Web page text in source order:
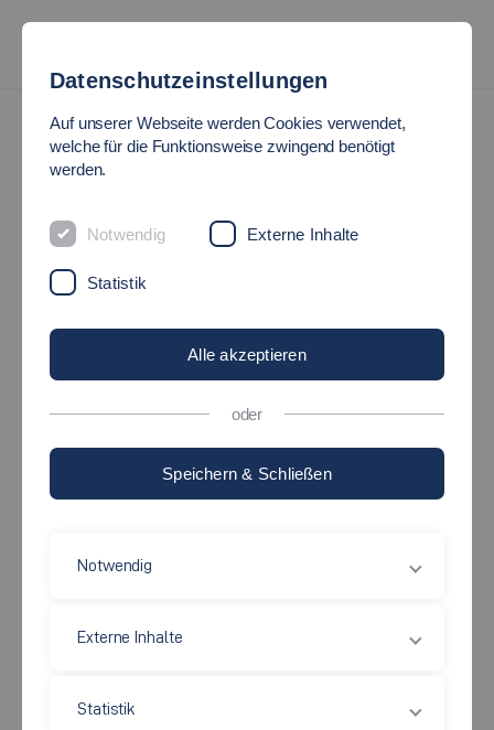
CAMPUS
ESSLINGEN
FLANDERNSTRASSE
bietet einen weiten Blick über die Stadt
Am Campus Esslingen Flandernstraße lernen und forschen die
Datenschutzeinstellungen
Auf unserer Webseite werden Cookies verwendet,
welche für die Funktionsweise zwingend benötigt
werden.
Notwendig Externe Inhalte
Statistik
Alle akzeptieren
oder
Speichern & Schließen
Notwendig
Externe Inhalte
Statistik